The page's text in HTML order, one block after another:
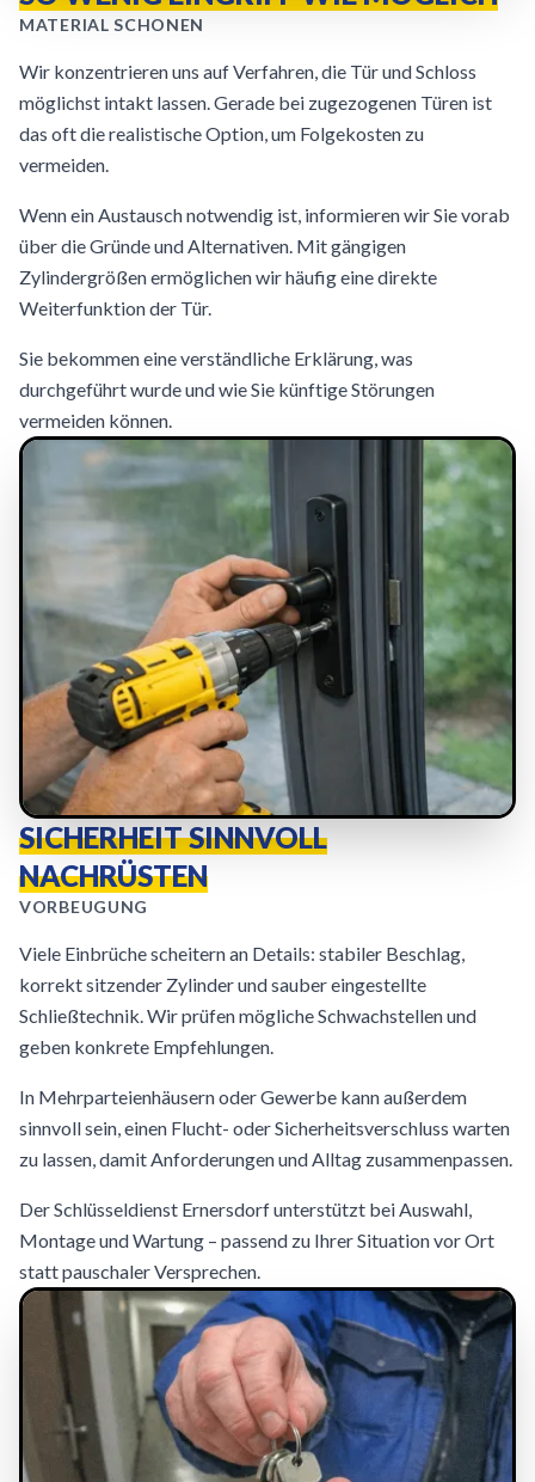
MATERIAL SCHONEN
Wir konzentrieren uns auf Verfahren, die Tür und Schloss
möglichst intakt lassen. Gerade bei zugezogenen Türen ist
das oft die realistische Option, um Folgekosten zu
vermeiden.
Wenn ein Austausch notwendig ist, informieren wir Sie vorab
über die Gründe und Alternativen. Mit gängigen
Zylindergrößen ermöglichen wir häufig eine direkte
Weiterfunktion der Tür.
Sie bekommen eine verständliche Erklärung, was
durchgeführt wurde und wie Sie künftige Störungen
vermeiden können.
SICHERHEIT SINNVOLL
NACHRÜSTEN
VORBEUGUNG
Viele Einbrüche scheitern an Details: stabiler Beschlag,
korrekt sitzender Zylinder und sauber eingestellte
Schließtechnik. Wir prüfen mögliche Schwachstellen und
geben konkrete Empfehlungen.
In Mehrparteienhäusern oder Gewerbe kann außerdem
sinnvoll sein, einen Flucht- oder Sicherheitsverschluss warten
zu lassen, damit Anforderungen und Alltag zusammenpassen.
Der Schlüsseldienst Ernersdorf unterstützt bei Auswahl,
Montage und Wartung – passend zu Ihrer Situation vor Ort
statt pauschaler Versprechen.